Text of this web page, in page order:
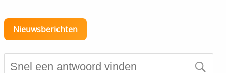
Nieuwsberichten